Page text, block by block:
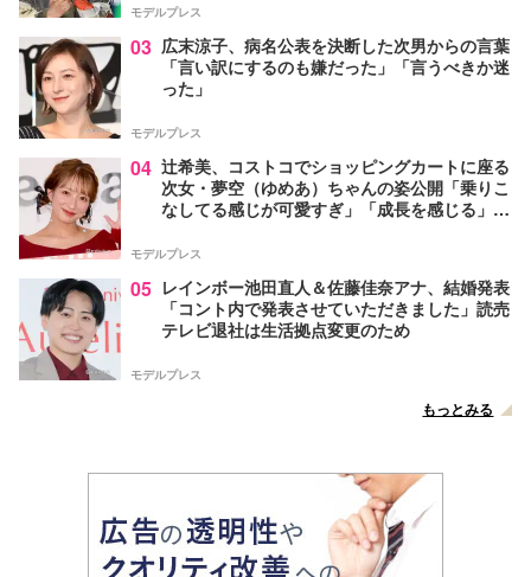
モデルプレス
03 広末涼子、病名公表を決断した次男からの言葉
「言い訳にするのも嫌だった」「言うべきか迷
った」
モデルプレス
04 辻希美、コストコでショッピングカートに座る
次女・夢空（ゆめあ）ちゃんの姿公開「乗りこ
なしてる感じが可愛すぎ」「成長を感じる」の
モデルプレス
05 レインボー池田直人＆佐藤佳奈アナ、結婚発表
「コント内で発表させていただきました」読売
テレビ退社は生活拠点変更のため
モデルプレス
もっとみる